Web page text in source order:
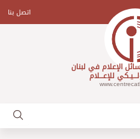
اتصل بنا
الإعلام في لبنان
للإعـــلام